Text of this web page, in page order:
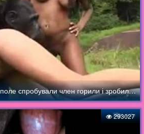
Дві російські подруги в поле спробували член горили і зробили мавпі мінет
293027